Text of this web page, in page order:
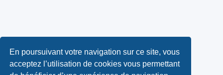
En poursuivant votre navigation sur ce site, vous
acceptez l’utilisation de cookies vous permettant